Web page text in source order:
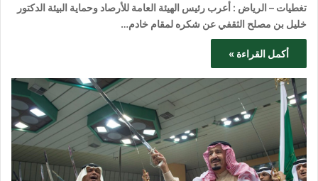
تغطيات – الرياض : أعرب رئيس الهيئة العامة للأرصاد وحماية البيئة الدكتور
خليل بن مصلح الثقفي عن شكره لمقام خادم…
أكمل القراءة »